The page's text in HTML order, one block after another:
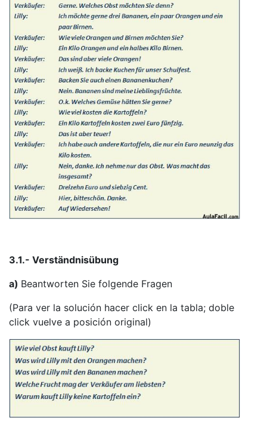
3.1.- Verständnisübung
a) Beantworten Sie folgende Fragen
(Para ver la solución hacer click en la tabla; doble
click vuelve a posición original)